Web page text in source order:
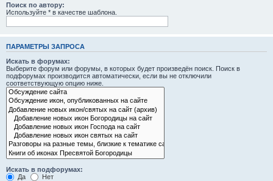
Поиск по автору:
Используйте * в качестве шаблона.
ПАРАМЕТРЫ ЗАПРОСА
Искать в форумах:
Выберите форум или форумы, в которых будет произведён поиск. Поиск в
подфорумах производится автоматически, если вы не отключили
соответствующую опцию ниже.
Искать в подфорумах:
Да
Нет